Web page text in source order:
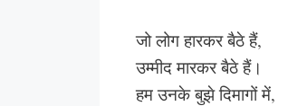
जो लोग हारकर बैठे हैं,
उम्मीद मारकर बैठे हैं।
हम उनके बुझे दिमागों में,